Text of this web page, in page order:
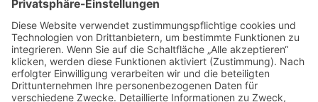
Nachname